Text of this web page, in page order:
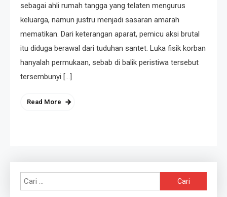
sebagai ahli rumah tangga yang telaten mengurus
keluarga, namun justru menjadi sasaran amarah
mematikan. Dari keterangan aparat, pemicu aksi brutal
itu diduga berawal dari tuduhan santet. Luka fisik korban
hanyalah permukaan, sebab di balik peristiwa tersebut
tersembunyi […]
Read More
untuk: